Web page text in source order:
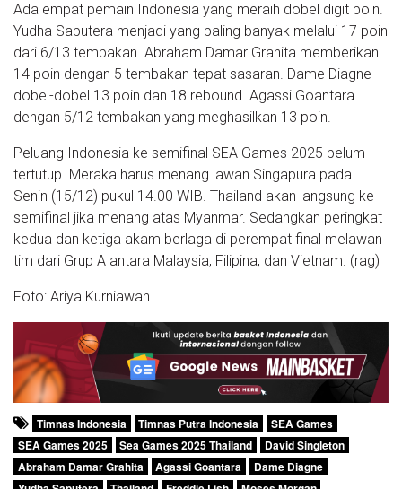
Ada empat pemain Indonesia yang meraih dobel digit poin.
Yudha Saputera menjadi yang paling banyak melalui 17 poin
dari 6/13 tembakan. Abraham Damar Grahita memberikan
14 poin dengan 5 tembakan tepat sasaran. Dame Diagne
dobel-dobel 13 poin dan 18 rebound. Agassi Goantara
dengan 5/12 tembakan yang meghasilkan 13 poin.
Peluang Indonesia ke semifinal SEA Games 2025 belum
tertutup. Meraka harus menang lawan Singapura pada
Senin (15/12) pukul 14.00 WIB. Thailand akan langsung ke
semifinal jika menang atas Myanmar. Sedangkan peringkat
kedua dan ketiga akam berlaga di perempat final melawan
tim dari Grup A antara Malaysia, Filipina, dan Vietnam. (rag)
Foto: Ariya Kurniawan
Timnas Indonesia Timnas Putra Indonesia
SEA Games
SEA Games 2025
Sea Games 2025 Thailand
David Singleton
Abraham Damar Grahita
Agassi Goantara
Dame Diagne